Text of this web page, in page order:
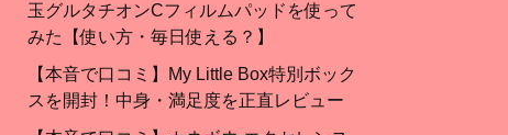
玉グルタチオンCフィルムパッドを使って
みた【使い方・毎日使える？】
【本音で口コミ】My Little Box特別ボック
スを開封！中身・満足度を正直レビュー